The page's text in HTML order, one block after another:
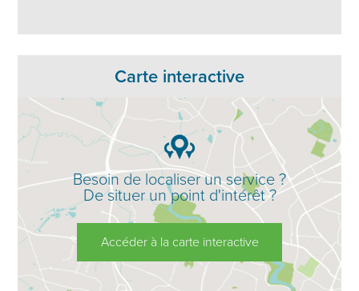
Carte interactive
Besoin de localiser un service ?
De situer un point d'intérêt ?
Accéder à la carte interactive